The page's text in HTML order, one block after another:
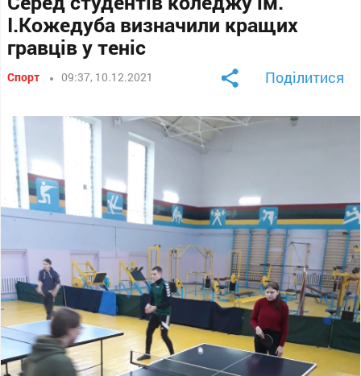
І.Кожедуба визначили кращих
гравців у теніс
Спорт 09:37, 10.12.2021 Поділитися